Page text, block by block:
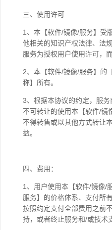
三、使用许可
1、本【软件/镜像/服务】受
他相关的知识产权法律、法
服务为授权用户使用许可，而
2、本【软件/镜像/服务】的
称】所有。
3、根据本协议的约定，服务
不可转让的使用本【软件/镜
不得转售或以其他方式转让
益。
四、费用：
1、用户使用本【软件/镜像/
服务】的价格体系、支付所
按照约定支付全部费用之前
持，或者终止服务和/或技术